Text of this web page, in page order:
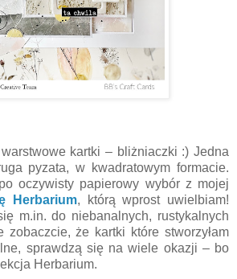
kartki – bliżniaczki :) Jedna
pyzata, w kwadratowym formacie.
oczywisty papierowy wybór z mojej
Herbarium, którą wprost uwielbiam!
m.in. do niebanalnych, rustykalnych
zobaczcie, że kartki które stworzyłam
sprawdzą się na wiele okazji – bo
Herbarium.